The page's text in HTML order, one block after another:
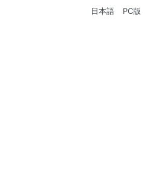
日本語 PC版